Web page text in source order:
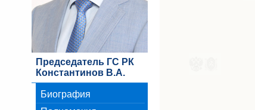
Председатель ГС РК
Константинов В.А.
Биография